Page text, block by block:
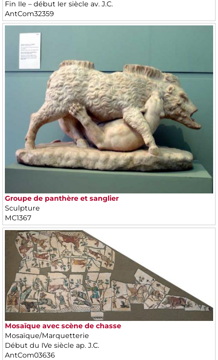
Fin IIe – début Ier siècle av. J.C.
AntCom32359
Groupe de panthère et sanglier
Sculpture
MC1367
Mosaïque avec scène de chasse
Mosaïque/Marquetterie
Début du IVe siècle ap. J.C.
AntCom03636